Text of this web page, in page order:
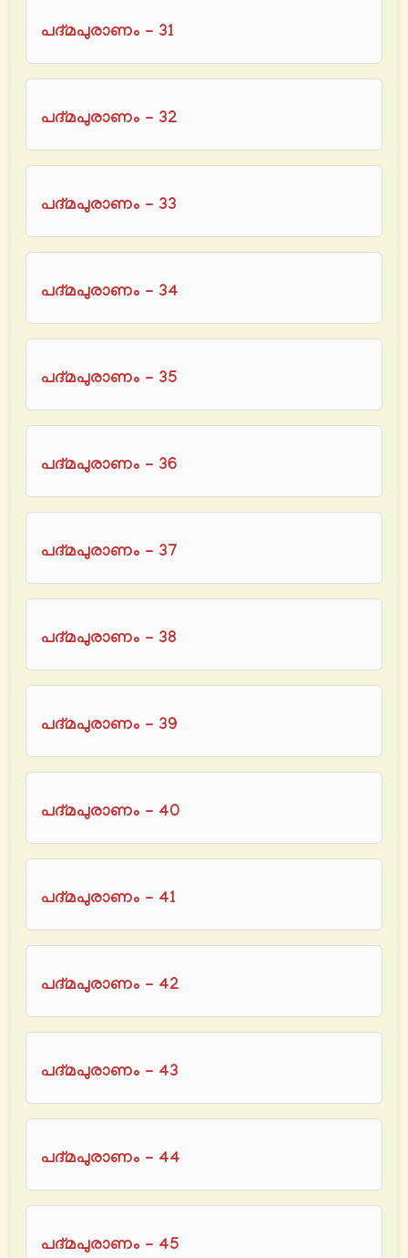
പദ്മപുരാണം - 31
പദ്മപുരാണം - 32
പദ്മപുരാണം - 33
പദ്മപുരാണം - 34
പദ്മപുരാണം - 35
പദ്മപുരാണം - 36
പദ്മപുരാണം - 37
പദ്മപുരാണം - 38
പദ്മപുരാണം - 39
പദ്മപുരാണം - 40
പദ്മപുരാണം - 41
പദ്മപുരാണം - 42
പദ്മപുരാണം - 43
പദ്മപുരാണം - 44
പദ്മപുരാണം - 45